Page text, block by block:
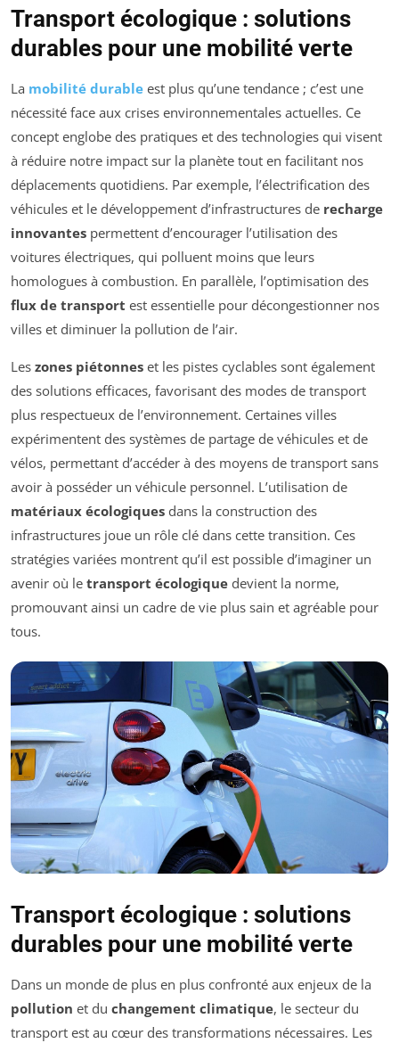
Transport écologique : solutions
durables pour une mobilité verte
La mobilité durable est plus qu’une tendance ; c’est une
nécessité face aux crises environnementales actuelles. Ce
concept englobe des pratiques et des technologies qui visent
à réduire notre impact sur la planète tout en facilitant nos
déplacements quotidiens. Par exemple, l’électrification des
véhicules et le développement d’infrastructures de recharge
innovantes permettent d’encourager l’utilisation des
voitures électriques, qui polluent moins que leurs
homologues à combustion. En parallèle, l’optimisation des
flux de transport est essentielle pour décongestionner nos
villes et diminuer la pollution de l’air.
Les zones piétonnes et les pistes cyclables sont également
des solutions efficaces, favorisant des modes de transport
plus respectueux de l’environnement. Certaines villes
expérimentent des systèmes de partage de véhicules et de
vélos, permettant d’accéder à des moyens de transport sans
avoir à posséder un véhicule personnel. L’utilisation de
matériaux écologiques dans la construction des
infrastructures joue un rôle clé dans cette transition. Ces
stratégies variées montrent qu’il est possible d’imaginer un
avenir où le transport écologique devient la norme,
promouvant ainsi un cadre de vie plus sain et agréable pour
tous.
Transport écologique : solutions
durables pour une mobilité verte
Dans un monde de plus en plus confronté aux enjeux de la
pollution et du changement climatique, le secteur du
transport est au cœur des transformations nécessaires. Les